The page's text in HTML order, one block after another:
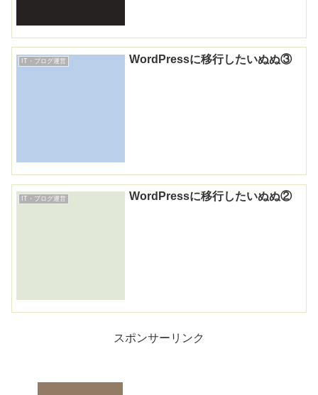
IT・ブログ運営 WordPressに移行したいぬぬ③
IT・ブログ運営 WordPressに移行したいぬぬ②
スポンサーリンク